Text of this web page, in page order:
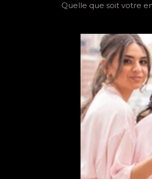
Quelle que soit votre